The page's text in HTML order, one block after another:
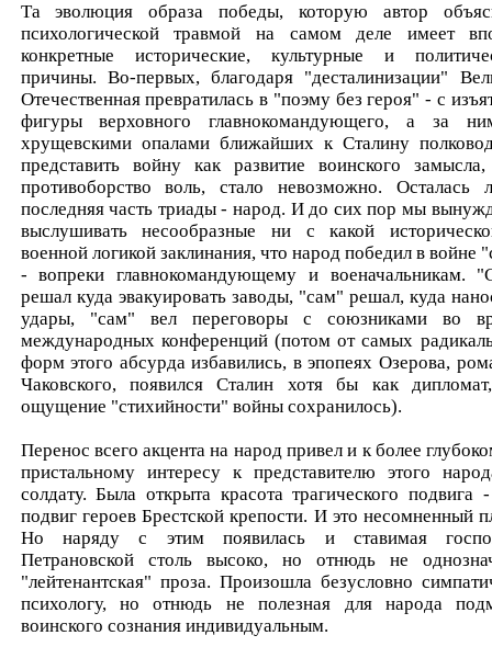
Та эволюция образа победы, которую автор
психологической травмой на самом деле имеет
конкретные исторические, культурные и
причины. Во-первых, благодаря "десталинизации"
Отечественная превратилась в "поэму без героя" - с
фигуры верховного главнокомандующего, а за
хрущевскими опалами ближайших к Сталину
представить войну как развитие воинского
противоборство воль, стало невозможно. Осталась
последняя часть триады - народ. И до сих пор мы
выслушивать несообразные ни с какой
военной логикой заклинания, что народ победил в войне
- вопреки главнокомандующему и военачальникам.
решал куда эвакуировать заводы, "сам" решал, куда
удары, "сам" вел переговоры с союзниками во
международных конференций (потом от самых
форм этого абсурда избавились, в эпопеях Озерова,
Чаковского, появился Сталин хотя бы как
ощущение "стихийности" войны сохранилось).
Перенос всего акцента на народ привел и к более
пристальному интересу к представителю этого
солдату. Была открыта красота трагического подвига
подвиг героев Брестской крепости. И это несомненный
Но наряду с этим появилась и ставимая
Петрановской столь высоко, но отнюдь не
"лейтенантская" проза. Произошла безусловно
психологу, но отнюдь не полезная для народа
воинского сознания индивидуальным.